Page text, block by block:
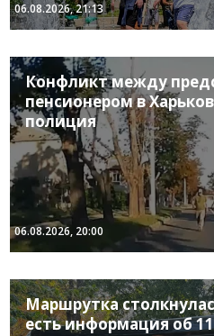
06.08.2026, 21:13
Конфликт между
пенсионером в
полиция
06.08.2026, 20:00
Маршрутка
есть информация об